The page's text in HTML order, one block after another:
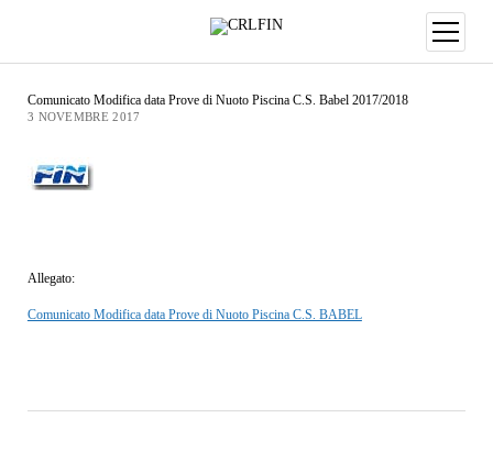
Comunicato Modifica data Prove di Nuoto Piscina C.S. Babel 2017/2018
3 NOVEMBRE 2017
Allegato:
Comunicato Modifica data Prove di Nuoto Piscina C.S. BABEL